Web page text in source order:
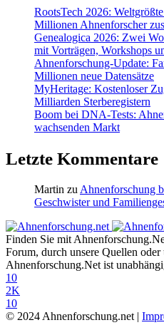
RootsTech 2026:
Millionen Ahnenforscher
Genealogica 2026: Zwei
mit Vorträgen, Workshops
Ahnenforschung-Update:
Millionen neue Datensätze
MyHeritage: Kostenloser
Milliarden Sterberegistern
Boom bei DNA-Tests:
wachsenden Markt
Letzte Kommentare
Martin zuAhnenforschung
Geschwister und
Finden Sie mit
Forum, durch unsere Quellen
Ahnenforschung.Net ist
10
2K
10
© 2024 Ahnenforschung.net |